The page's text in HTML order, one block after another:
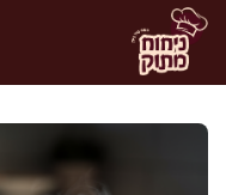
לדלג
לתוכן